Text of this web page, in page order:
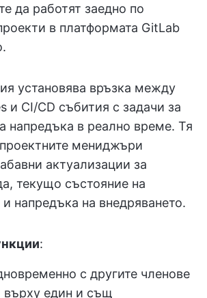
да работят заедно по
в платформата GitLab
установява връзка между
и CI/CD събития с задачи за
напредъка в реално време. Тя
мениджъри
актуализации за
текущо състояние на
напредъка на внедряването.
:
с другите членове
върху един и същ